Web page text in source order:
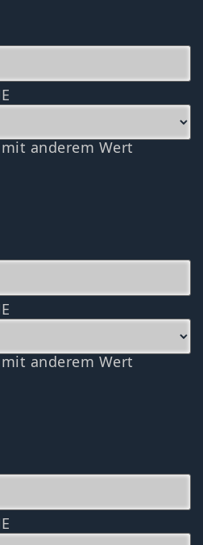
anderem Wert
anderem Wert